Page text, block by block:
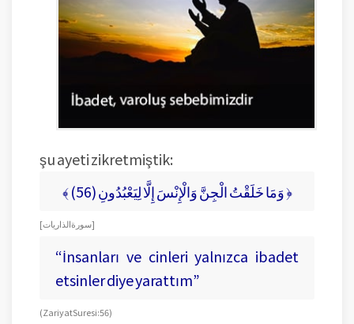
şu ayeti zikretmiştik:
﴾ (وَمَا خَلَقْتُ الْجِنَّ وَالْإِنْسَ إِلَّا لِيَعْبُدُونِ (56 ﴿
[ سورة الذاريات ]
“İnsanları ve cinleri yalnızca ibadet
etsinler diye yarattım”
(Zariyat Suresi: 56)